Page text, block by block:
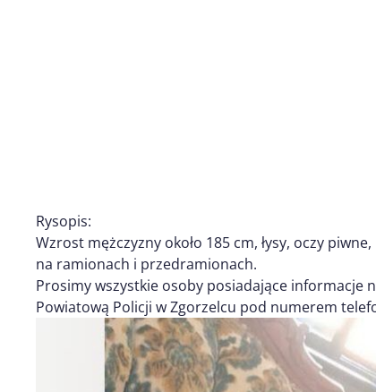
Rysopis:
Wzrost mężczyzny około 185 cm, łysy, oczy
na ramionach i przedramionach.
Prosimy wszystkie osoby posiadające informacje
Powiatową Policji w Zgorzelcu pod numerem